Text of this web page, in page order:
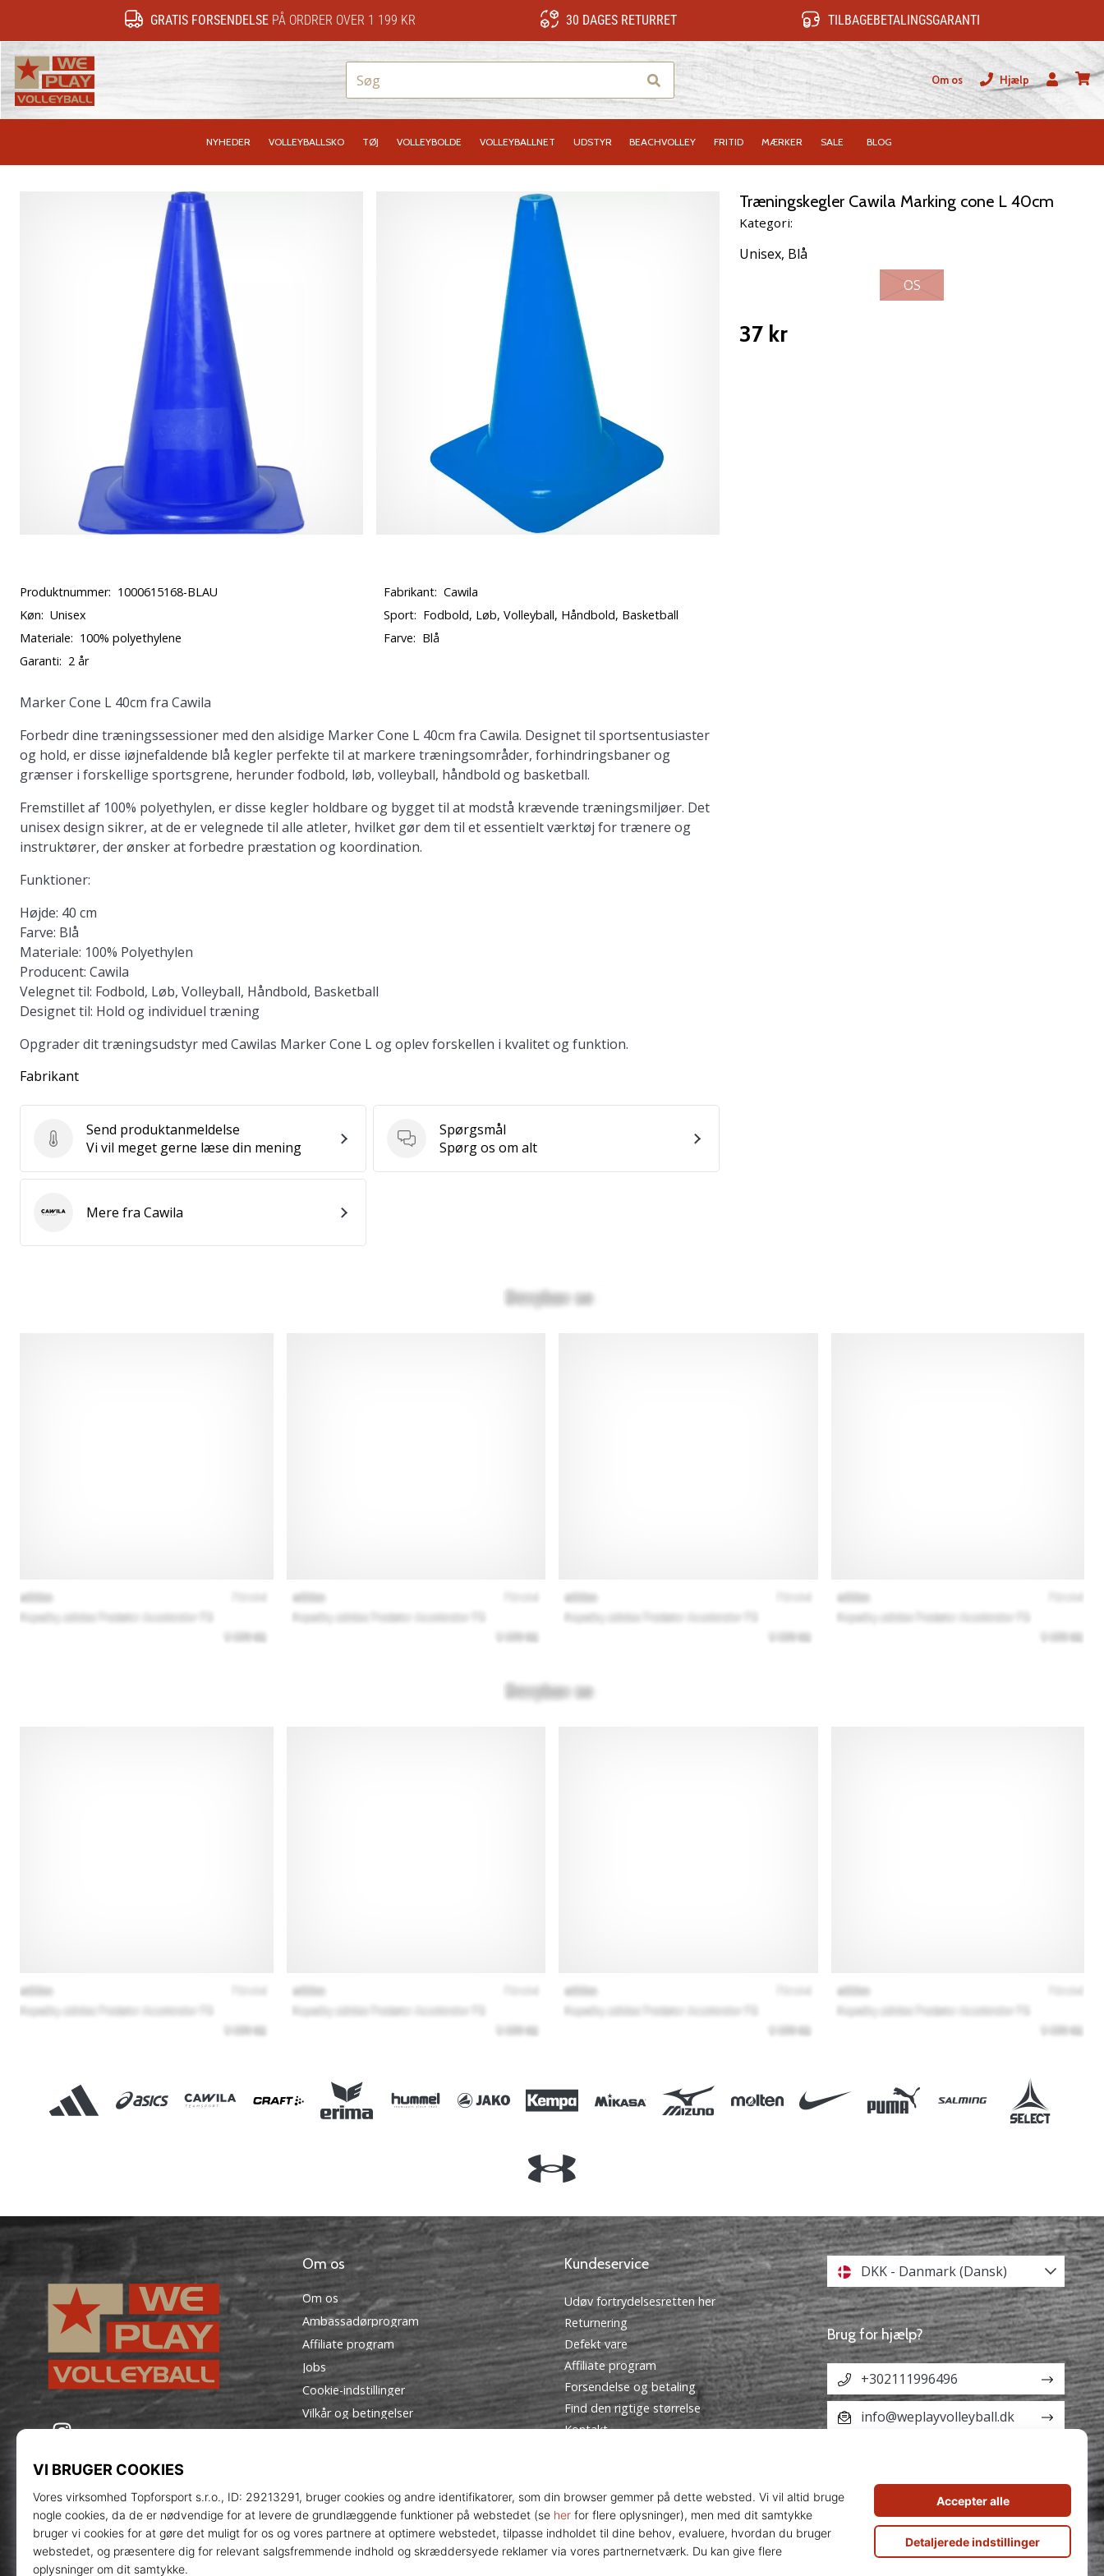
GRATIS FORSENDELSE PÅ ORDRER OVER 1 199 KR 30 DAGES RETURRET TILBAGEBETALINGSGARANTI
Om os
Hjælp
Bruger
NYHEDER VOLLEYBALLSKO TØJ VOLLEYBOLDE VOLLEYBALLNET UDSTYR BEACHVOLLEY FRITID MÆRKER SALE BLOG
Træningskegler Cawila Marking cone L 40cm
Kategori:
Unisex, Blå
OS
37 kr
Produktnummer: 1000615168-BLAU Fabrikant: Cawila
Køn: Unisex Sport: Fodbold, Løb, Volleyball, Håndbold, Basketball
Materiale: 100% polyethylene Farve: Blå
Garanti: 2 år
Marker Cone L 40cm fra Cawila
Forbedr dine træningssessioner med den alsidige Marker Cone L 40cm fra Cawila. Designet til sportsentusiaster
og hold, er disse iøjnefaldende blå kegler perfekte til at markere træningsområder, forhindringsbaner og
grænser i forskellige sportsgrene, herunder fodbold, løb, volleyball, håndbold og basketball.
Fremstillet af 100% polyethylen, er disse kegler holdbare og bygget til at modstå krævende træningsmiljøer. Det
unisex design sikrer, at de er velegnede til alle atleter, hvilket gør dem til et essentielt værktøj for trænere og
instruktører, der ønsker at forbedre præstation og koordination.
Funktioner:
Højde: 40 cm
Farve: Blå
Materiale: 100% Polyethylen
Producent: Cawila
Velegnet til: Fodbold, Løb, Volleyball, Håndbold, Basketball
Designet til: Hold og individuel træning
Opgrader dit træningsudstyr med Cawilas Marker Cone L og oplev forskellen i kvalitet og funktion.
Fabrikant
Send produktanmeldelse
Send produktanmeldelse
Vi vil meget gerne læse din mening
Spørgsmål
Spørgsmål
Spørg os om alt
CawilaMere fra Cawila
WePlayVolleyball.dk
Instagram
Om os
Om os
Ambassadørprogram
Affiliate program
Jobs
Cookie-indstillinger
Vilkår og betingelser
Kundeservice
Udøv fortrydelsesretten her
Returnering
Defekt vare
Affiliate program
Forsendelse og betaling
Find den rigtige størrelse
Kontakt
Ambassador program
DKK - Danmark (Dansk)
Brug for hjælp?
+302111996496
info@weplayvolleyball.dk